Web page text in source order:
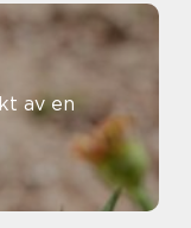
av en